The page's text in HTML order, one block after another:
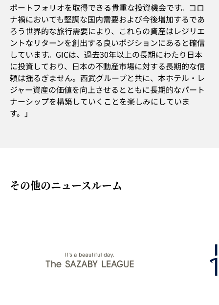
ポートフォリオを取得できる貴重な投資機会です。コロ
ナ禍においても堅調な国内需要および今後増加するであ
ろう世界的な旅行需要により、これらの資産はレジリエ
ントなリターンを創出する良いポジションにあると確信
しています。GICは、過去30年以上の長期にわたり日本
に投資しており、日本の不動産市場に対する長期的な信
頼は揺るぎません。西武グループと共に、本ホテル・レ
ジャー資産の価値を向上させるとともに長期的なパート
ナーシップを構築していくことを楽しみにしていま
す。」
その他のニュースルーム